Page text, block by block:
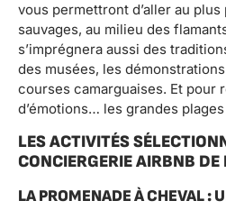
vous permettront d’aller au
sauvages, au milieu des
s’imprégnera aussi des
des musées, les
courses camarguaises. Et pour
d’émotions… les grandes
LES ACTIVITÉS
CONCIERGERIE AIRBNB
LA PROMENADE À CHEVAL :